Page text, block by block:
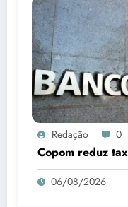
Redação 0
Copom reduz
06/08/2026